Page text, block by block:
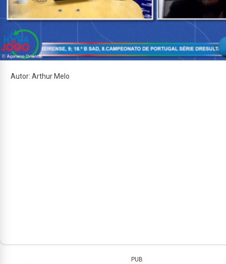
Autor: Arthur Melo
PUB